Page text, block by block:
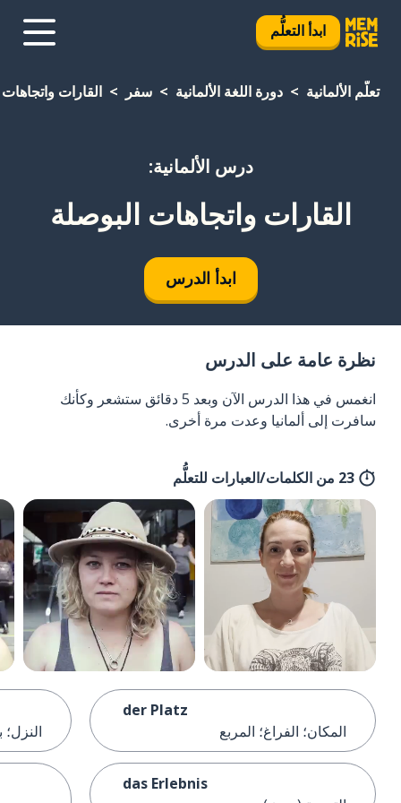
ابدأ التعلُّم
تعلَّم الألمانية دورة اللغة الألمانية سفر القارات
درس الألمانية:
القارات واتجاهات البوصلة
ابدأ الدرس
نظرة عامة على الدرس
انغمس في هذا الدرس الآن وبعد 5 دقائق ستشعر وكأنك
سافرت إلى ألمانيا وعدت مرة أخرى.
23 من الكلمات/العبارات للتعلُّم
der Platz
المكان؛ الفراغ؛ المربع
das Erlebnis